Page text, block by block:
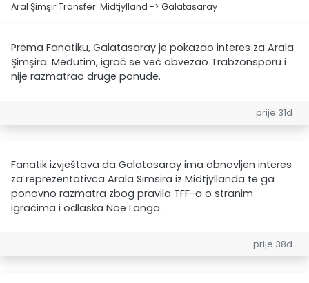
Aral Şimşir Transfer: Midtjylland -> Galatasaray
Prema Fanatiku, Galatasaray je pokazao interes za Arala
Şimşira. Međutim, igrač se već obvezao Trabzonsporu i
nije razmatrao druge ponude.
prije 31d
Fanatik izvještava da Galatasaray ima obnovljen interes
za reprezentativca Arala Simsira iz Midtjyllanda te ga
ponovno razmatra zbog pravila TFF-a o stranim
igračima i odlaska Noe Langa.
prije 38d